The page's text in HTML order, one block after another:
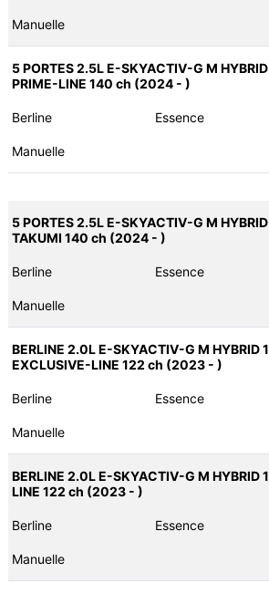
Manuelle
5 PORTES 2.5L E-SKYACTIV-G M
PRIME-LINE 140 ch (2024 - )
Berline Essence
Manuelle
5 PORTES 2.5L E-SKYACTIV-G M
TAKUMI 140 ch (2024 - )
Berline Essence
Manuelle
BERLINE 2.0L E-SKYACTIV-G M HYBRID
EXCLUSIVE-LINE 122 ch (2023 - )
Berline Essence
Manuelle
BERLINE 2.0L E-SKYACTIV-G M HYBRID
LINE 122 ch (2023 - )
Berline Essence
Manuelle